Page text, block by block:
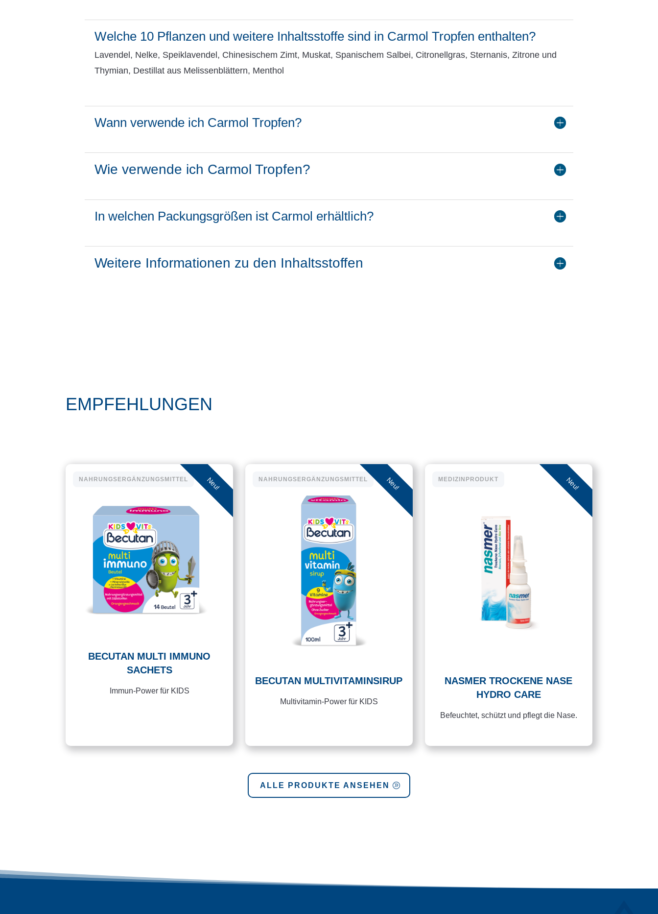
Welche 10 Pflanzen und weitere Inhaltsstoffe sind in Carmol Tropfen enthalten?
Lavendel, Nelke, Speiklavendel, Chinesischem Zimt, Muskat, Spanischem Salbei, Citronellgras, Sternanis, Zitrone und
Thymian, Destillat aus Melissenblättern, Menthol
Wann verwende ich Carmol Tropfen?
Wie verwende ich Carmol Tropfen?
In welchen Packungsgrößen ist Carmol erhältlich?
Weitere Informationen zu den Inhaltsstoffen
EMPFEHLUNGEN
Neu!
NAHRUNGSERGÄNZUNGSMITTEL
BECUTAN MULTI IMMUNO
SACHETS
Immun-Power für KIDS
Neu!
NAHRUNGSERGÄNZUNGSMITTEL
BECUTAN MULTIVITAMINSIRUP
Multivitamin-Power für KIDS
Neu!
MEDIZINPRODUKT
NASMER TROCKENE NASE
HYDRO CARE
Befeuchtet, schützt und pflegt die Nase.
ALLE PRODUKTE ANSEHEN